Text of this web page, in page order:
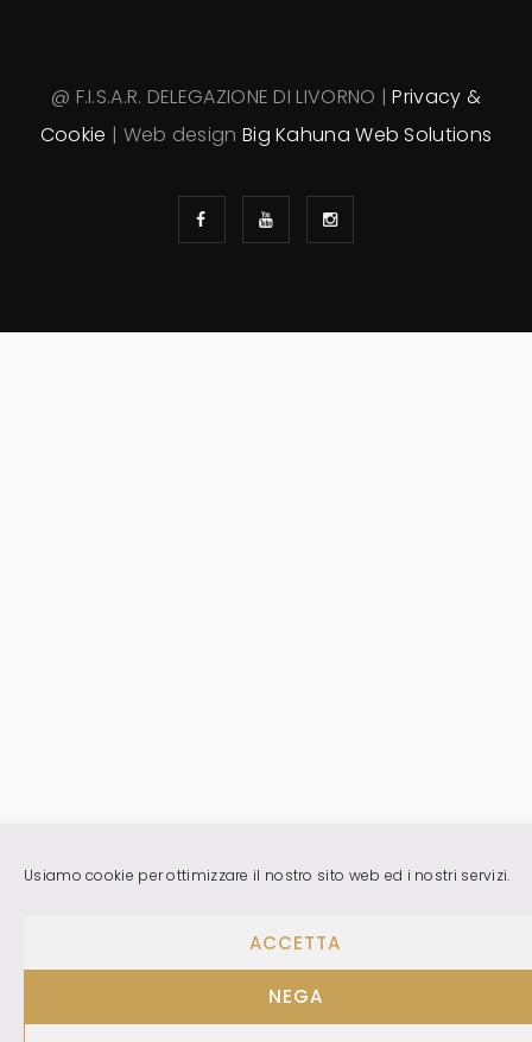
Usiamo cookie per ottimizzare il nostro sito web ed i nostri servizi.
ACCETTA
NEGA
@ F.I.S.A.R. DELEGAZIONE DI LIVORNO |Privacy &
Cookie | Web design Big Kahuna Web Solutions